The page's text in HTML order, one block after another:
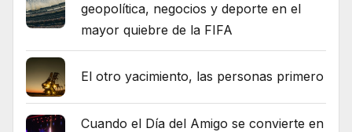
geopolítica, negocios y deporte en el
mayor quiebre de la FIFA
El otro yacimiento, las personas primero
Cuando el Día del Amigo se convierte en